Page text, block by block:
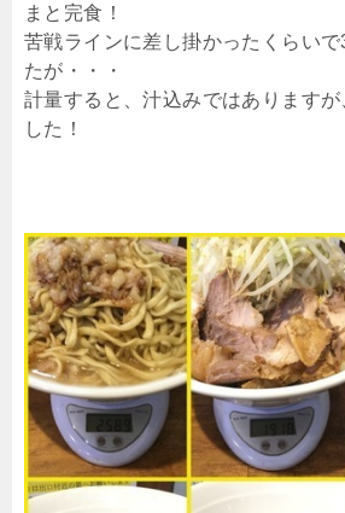
まと完食！
苦戦ラインに差し掛かったくらい
たが・・・
計量すると、汁込みではありますが
した！